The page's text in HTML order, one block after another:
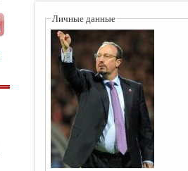
Личные данные